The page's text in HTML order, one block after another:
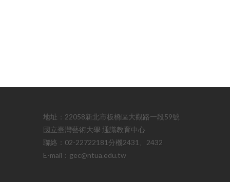
地址：22058新北市板橋區大觀路一段59號
國立臺灣藝術大學 通識教育中心
聯絡：02-22722181分機2431、2432
E-mail：gec@ntua.edu.tw